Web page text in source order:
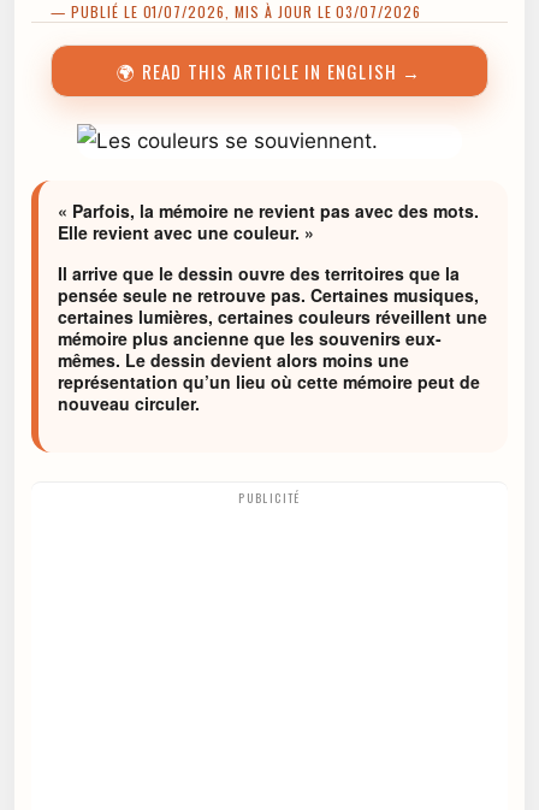
— PUBLIÉ LE 01/07/2026, MIS À JOUR LE 03/07/2026
🌍 READ THIS ARTICLE IN ENGLISH →
« Parfois, la mémoire ne revient pas avec des mots.
Elle revient avec une couleur. »
Il arrive que le dessin ouvre des territoires que la
pensée seule ne retrouve pas. Certaines musiques,
certaines lumières, certaines couleurs réveillent une
mémoire plus ancienne que les souvenirs eux-
mêmes. Le dessin devient alors moins une
représentation qu’un lieu où cette mémoire peut de
nouveau circuler.
PUBLICITÉ